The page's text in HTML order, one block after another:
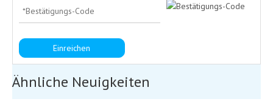
Einreichen
Ähnliche Neuigkeiten